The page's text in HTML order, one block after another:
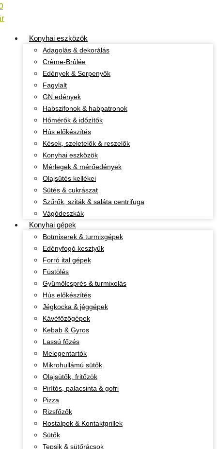
Konyhai eszközök
Adagolás & dekorálás
Crème-Brûlée
Edények & Serpenyők
Fagylalt
GN edények
Habszifonok & habpatronok
Hőmérők & időzítők
Hús előkészítés
Kések, szeletelők & reszelők
Konyhai eszközök
Mérlegek & mérőedények
Olajsütés kellékei
Sütés & cukrászat
Szűrők, sziták & saláta centrifuga
Vágódeszkák
Konyhai gépek
Botmixerek & turmixgépek
Edényfogó kesztyűk
Forró ital gépek
Füstölés
Gyümölcsprés & turmixolás
Hús előkészítés
Jégkocka & jéggépek
Kávéfőzőgépek
Kebab & Gyros
Lassú főzés
Melegentartók
Mikrohullámú sütők
Olajsütők, fritőzök
Pirítós, palacsinta & gofri
Pizza
Rizsfőzők
Rostalpok & Kontaktgrillek
Sütők
Tepsik & sütőrácsok